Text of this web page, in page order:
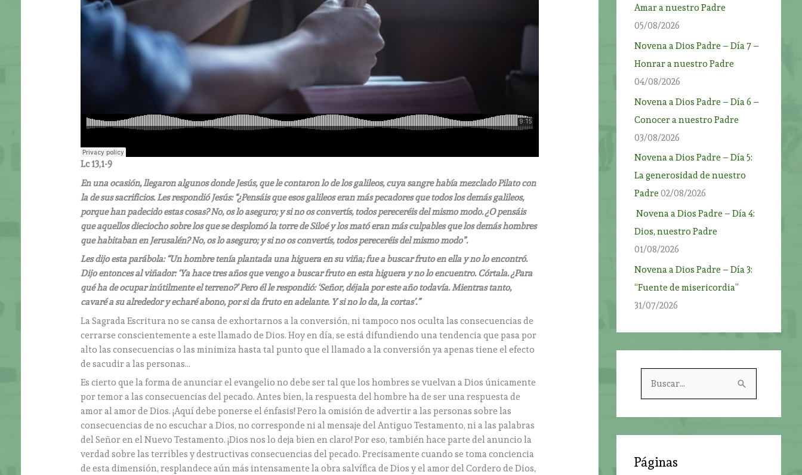
Lc 13,1-9
En una ocasión, llegaron algunos donde Jesús, que le contaron lo de los galileos, cuya sangre había mezclado Pilato con
la de sus sacrificios. Les respondió Jesús: “¿Pensáis que esos galileos eran más pecadores que todos los demás galileos,
porque han padecido estas cosas? No, os lo aseguro; y si no os convertís, todos pereceréis del mismo modo. ¿O pensáis
que aquellos dieciocho sobre los que se desplomó la torre de Siloé y los mató eran más culpables que los demás hombres
que habitaban en Jerusalén? No, os lo aseguro; y si no os convertís, todos pereceréis del mismo modo”.
Les dijo esta parábola: “Un hombre tenía plantada una higuera en su viña; fue a buscar fruto en ella y no lo encontró.
Dijo entonces al viñador: ‘Ya hace tres años que vengo a buscar fruto en esta higuera y no lo encuentro. Córtala. ¿Para
qué ha de ocupar inútilmente el terreno?’ Pero él le respondió: ‘Señor, déjala por este año todavía. Mientras tanto,
cavaré a su alrededor y echaré abono, por si da fruto en adelante. Y si no lo da, la cortas’.”
La Sagrada Escritura no se cansa de exhortarnos a la conversión, ni tampoco nos oculta las consecuencias de
cerrarse conscientemente a este llamado de Dios. Hoy en día, se está difundiendo una tendencia que pasa por
alto las consecuencias o las minimiza hasta tal punto que el llamado a la conversión ya apenas tiene el efecto
de sacudir a las personas…
Es cierto que la forma de anunciar el evangelio no debe ser tal que los hombres se vuelvan a Dios únicamente
por temor a las consecuencias del pecado. Antes bien, la respuesta del hombre ha de ser una respuesta de
amor al amor de Dios. ¡Aquí debe ponerse el énfasis! Pero la omisión de advertir a las personas sobre las
consecuencias de no escuchar a Dios, no corresponde ni al mensaje del Antiguo Testamento, ni a las palabras
del Señor en el Nuevo Testamento. ¡Dios nos lo deja bien en claro! Por eso, también hace parte del anuncio la
verdad sobre las terribles y destructivas consecuencias del pecado. Precisamente cuando se toma conciencia
de esta dimensión, resplandece aún más intensamente la obra salvífica de Dios y el amor del Cordero de Dios,
Amar a nuestro Padre
05/08/2026
Novena a Dios Padre – Día 7 –
Honrar a nuestro Padre
04/08/2026
Novena a Dios Padre – Día 6 –
Conocer a nuestro Padre
03/08/2026
Novena a Dios Padre – Día 5:
La generosidad de nuestro
Padre 02/08/2026
Novena a Dios Padre – Día 4:
Dios, nuestro Padre
01/08/2026
Novena a Dios Padre – Día 3:
“Fuente de misericordia”
31/07/2026
r
Páginas